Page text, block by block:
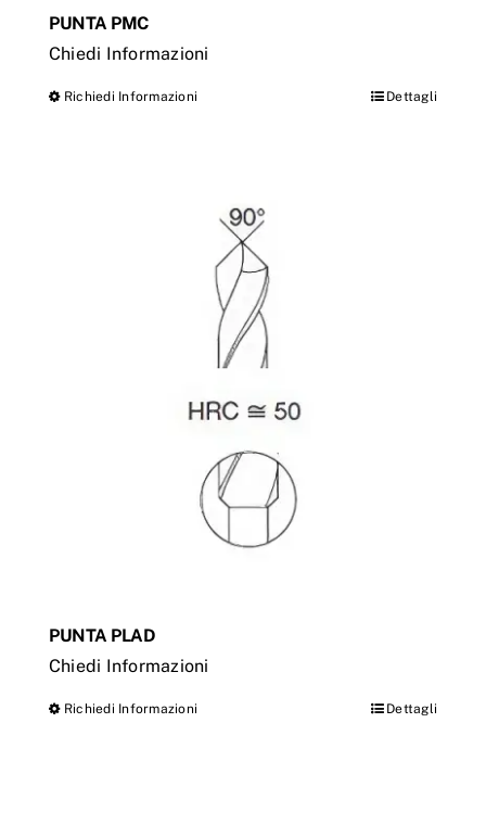
PUNTA PMC
Chiedi Informazioni
Richiedi Informazioni
varianti.
Le
opzioni
possono
essere
nella
pagina
del
prodotto
Dettagli
PUNTA PLAD
Chiedi Informazioni
Richiedi Informazioni Dettagli